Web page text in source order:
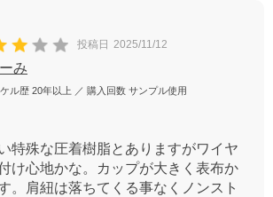
投稿日 2025/11/12
み
ル歴 20年以上 ／ 購入回数 サンプル使用
特殊な圧着樹脂とありますがワイヤ
け心地かな。カップが大きく表布か
。肩紐は落ちてくる事なくノンスト